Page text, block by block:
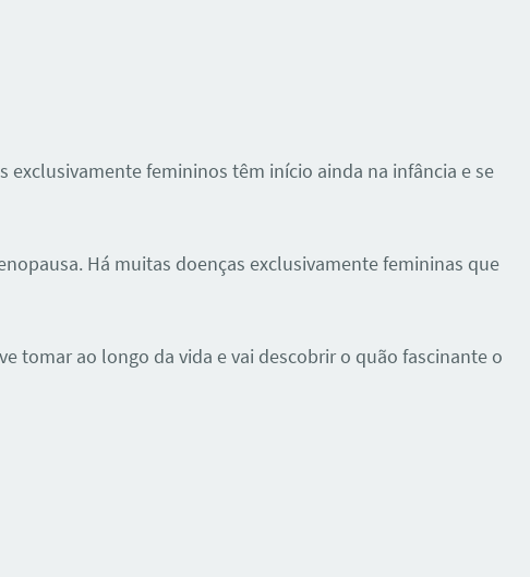
femininos têm início ainda na infância e se
Há muitas doenças exclusivamente femininas que
tomar ao longo da vida e vai descobrir o quão fascinante o